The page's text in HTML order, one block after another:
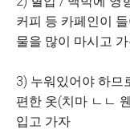
커피 등 카페인이
물을 많이 마시고
3) 누워있어야 하므
편한 옷(치마 ㄴㄴ
입고 가자